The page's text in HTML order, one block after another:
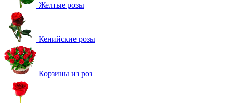
Желтые розы
Кенийские розы
Корзины из роз